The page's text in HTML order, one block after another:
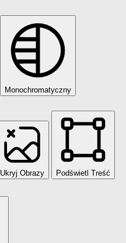
Monochromatyczny
Ukryj Obrazy Podświetl Treść